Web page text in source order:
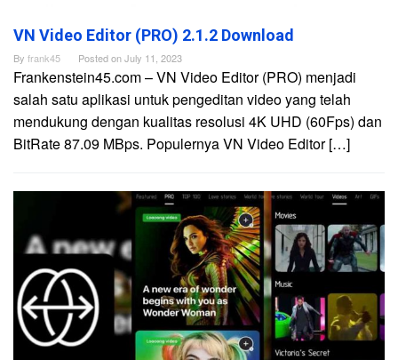
VN Video Editor (PRO) 2.1.2 Download
By frank45 Posted onJuly 11, 2023
Frankenstein45.com – VN Video Editor (PRO) menjadi
salah satu aplikasi untuk pengeditan video yang telah
mendukung dengan kualitas resolusi 4K UHD (60Fps) dan
BitRate 87.09 MBps. Populernya VN Video Editor […]